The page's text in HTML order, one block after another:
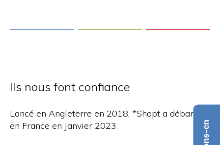
Ils nous font confiance
Lancé en Angleterre en 2018, *Shopt a débarqué
en France en Janvier 2023.